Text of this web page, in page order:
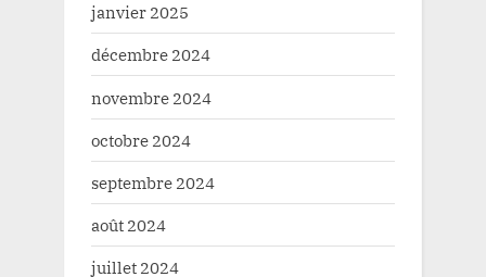
janvier 2025
décembre 2024
novembre 2024
octobre 2024
septembre 2024
août 2024
juillet 2024